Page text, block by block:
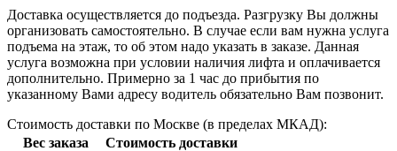
Доставка осуществляется до подъезда. Разгрузку Вы должны
организовать самостоятельно. В случае если вам нужна услуга
подъема на этаж, то об этом надо указать в заказе. Данная
услуга возможна при условии наличия лифта и оплачивается
дополнительно. Примерно за 1 час до прибытия по
указанному Вами адресу водитель обязательно Вам позвонит.
Стоимость доставки по Москве (в пределах МКАД):
Вес заказа
Стоимость доставки